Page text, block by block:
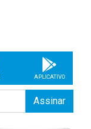
APLICATIVO
Assinar